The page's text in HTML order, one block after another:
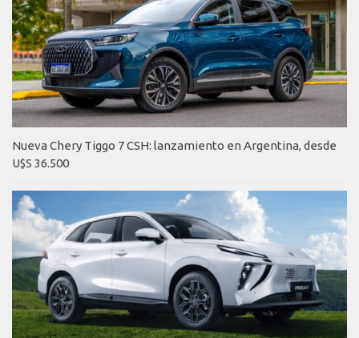
Nueva Chery Tiggo 7 CSH: lanzamiento en Argentina, desde
U$S 36.500